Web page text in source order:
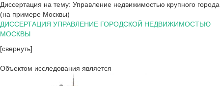
Диссертация на тему: Управление недвижимостью крупного города
(на примере Москвы)
ДИССЕРТАЦИЯ УПРАВЛЕНИЕ ГОРОДСКОЙ НЕДВИЖИМОСТЬЮ
МОСКВЫ
[свернуть]
Объектом исследования является